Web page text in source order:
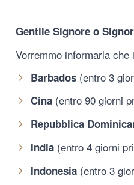
Gentile Signore o
Vorremmo informarla
Barbados (entro 3
Cina (entro 90 giorni
Repubblica
India (entro 4 giorni
Indonesia (entro 3